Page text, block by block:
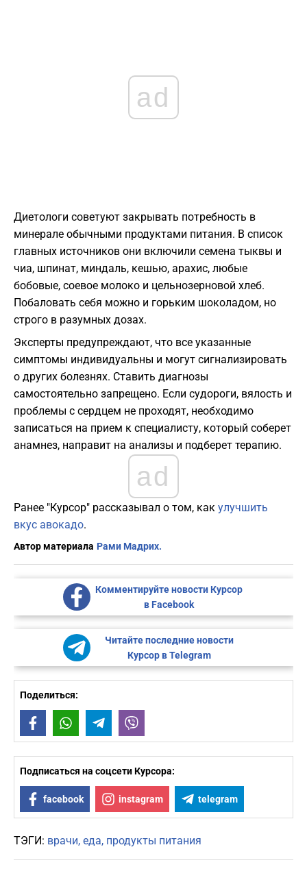
ad
Диетологи советуют закрывать потребность в
минерале обычными продуктами питания. В список
главных источников они включили семена тыквы и
чиа, шпинат, миндаль, кешью, арахис, любые
бобовые, соевое молоко и цельнозерновой хлеб.
Побаловать себя можно и горьким шоколадом, но
строго в разумных дозах.
Эксперты предупреждают, что все указанные
симптомы индивидуальны и могут сигнализировать
о других болезнях. Ставить диагнозы
самостоятельно запрещено. Если судороги, вялость и
проблемы с сердцем не проходят, необходимо
записаться на прием к специалисту, который соберет
анамнез, направит на анализы и подберет терапию.
ad
Ранее "Курсор" рассказывал о том, как улучшить
вкус авокадо.
Автор материала Рами Мадрих.
Комментируйте новости Курсор
в Facebook
Читайте последние новости
Курсор в Telegram
Поделиться:
FacebookWhatsAppTelegram
Подписаться на соцсети Курсора:
facebook instagram telegram
ТЭГИ: врачи еда продукты питания